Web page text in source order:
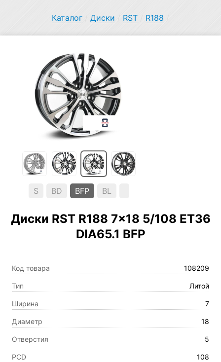
Каталог Диски RST R188
S BD BFP BL
Диски RST R188 7×18 5/108 ET36
DIA65.1 BFP
Код товара 108209
Тип Литой
Ширина 7
Диаметр 18
Отверстия 5
PCD 108